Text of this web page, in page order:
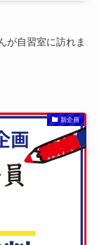
が自習室に訪れま
新企画